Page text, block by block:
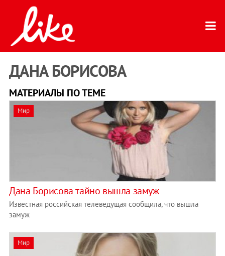
ДАНА БОРИСОВА
МАТЕРИАЛЫ ПО ТЕМЕ
Мир
Дана Борисова тайно вышла замуж
Известная российская телеведущая сообщила, что вышла
замуж
Мир